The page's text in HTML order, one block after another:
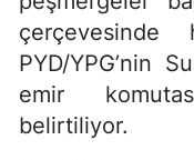
çerçevesinde
PYD/YPG’nin
emir
belirtiliyor.